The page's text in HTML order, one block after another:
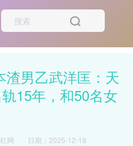
男乙武洋匡：天
15年，和50名女
网
日期：2025-12-18